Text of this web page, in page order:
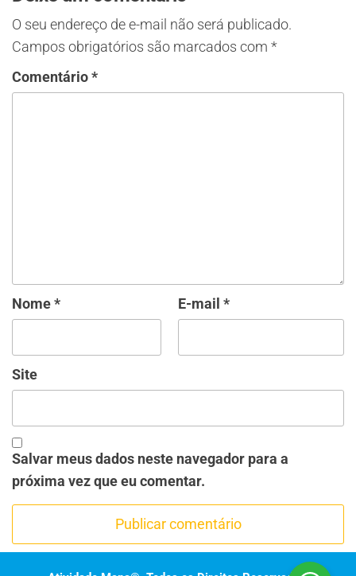
O seu endereço de e-mail não será publicado.
Campos obrigatórios são marcados com *
Comentário*
Nome* E-mail *
Site
Salvar meus dados neste navegador para a
próxima vez que eu comentar.